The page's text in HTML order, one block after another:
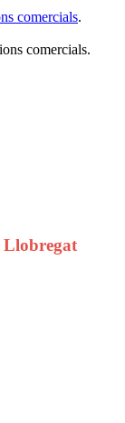
comercials.
comercials.
Llobregat